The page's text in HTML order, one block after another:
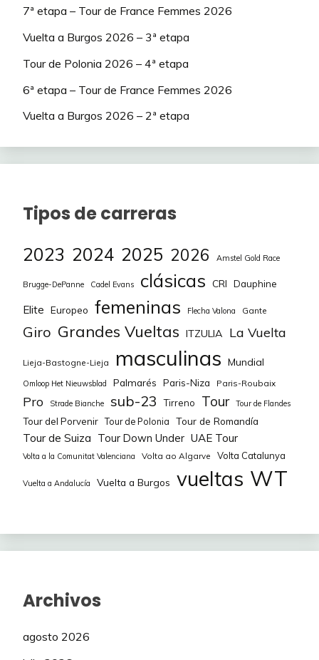
7ª etapa – Tour de France Femmes 2026
Vuelta a Burgos 2026 – 3ª etapa
Tour de Polonia 2026 – 4ª etapa
6ª etapa – Tour de France Femmes 2026
Vuelta a Burgos 2026 – 2ª etapa
Tipos de carreras
2023 2024 2025 2026 Amstel Gold Race
Brugge-DePanne Cadel Evans clásicas CRI Dauphine
Elite Europeo femeninas Flecha Valona Gante
Giro Grandes Vueltas ITZULIA La Vuelta
Lieja-Bastogne-Lieja masculinas Mundial
Omloop Het Nieuwsblad Palmarés Paris-Niza Paris-Roubaix
Pro Strade Bianche sub-23 Tirreno Tour Tour de Flandes
Tour del Porvenir Tour de Polonia Tour de Romandía
Tour de Suiza Tour Down Under UAE Tour
Volta a la Comunitat Valenciana Volta ao Algarve Volta Catalunya
Vuelta a Andalucía Vuelta a Burgos vueltas WT
Archivos
agosto 2026